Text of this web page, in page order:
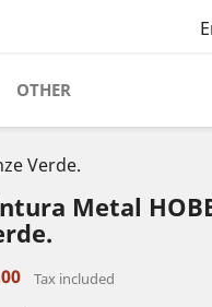
OTHER
Verde.
Metal
Tax included